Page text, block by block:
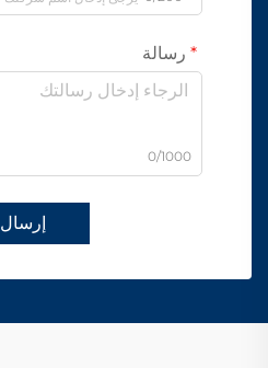
رسالة
0/1000
إرسال